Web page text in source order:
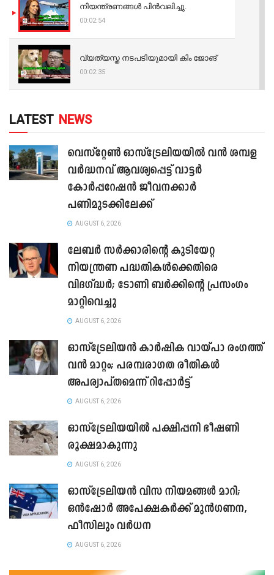
നിയന്ത്രണങ്ങള്‍ പിന്‍വലിച്ചു.
00:02:54
വ്യത്യസ്ത നടപടിയുമായി കിം ജോങ്
00:02:35
LATEST NEWS
വെസ്റ്റേൺ ഓസ്‌ട്രേലിയയിൽ വൻ ശമ്പള
വർദ്ധനവ് ആവശ്യപ്പെട്ട് വാട്ടർ
കോർപ്പറേഷൻ ജീവനക്കാർ
പണിമുടക്കിലേക്ക്
AUGUST 6, 2026
ലേബർ സർക്കാരിന്റെ കുടിയേറ്റ
നിയന്ത്രണ പദ്ധതികൾക്കെതിരെ
വിദഗ്ദ്ധർ; ടോണി ബർക്കിന്റെ പ്രസംഗം
മാറ്റിവെച്ചു
AUGUST 6, 2026
ഓസ്‌ട്രേലിയൻ കാർഷിക വായ്പാ രംഗത്ത്
വൻ മാറ്റം; പരമ്പരാഗത രീതികൾ
അപര്യാപ്തമെന്ന് റിപ്പോർട്ട്
AUGUST 6, 2026
ഓസ്ട്രേലിയയിൽ പക്ഷിപ്പനി ഭീഷണി
രൂക്ഷമാകുന്നു
AUGUST 6, 2026
ഓസ്‌ട്രേലിയൻ വിസ നിയമങ്ങൾ മാറി;
ഒൻഷോർ അപേക്ഷകർക്ക് മുൻഗണന,
ഫീസിലും വർധന
AUGUST 6, 2026